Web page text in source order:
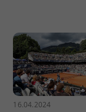
16.04.2024